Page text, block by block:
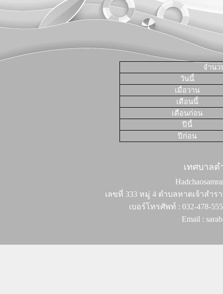
จำนว
วันนี้
เมื่อวาน
เดือนนี้
เดือนก่อน
ปีนี้
ปีก่อน
เทศบาล
เลขที่ 333 หมู่ 4 ตำบลหาดเจ้าสำร
เบอร์โทรศัพท์ : 032-478-
Email :